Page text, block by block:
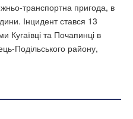
транспортна пригода, в
Інцидент стався 13
Кугаївці та Почапинці в
Подільського району,